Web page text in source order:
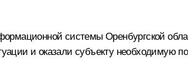
системы Оренбургской
и оказали субъекту необходимую